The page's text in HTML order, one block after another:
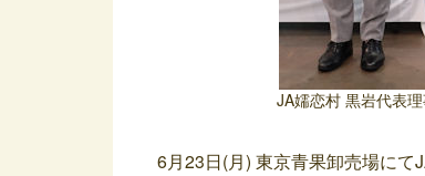
JA嬬恋村 黒岩代表
6月23日(月) 東京青果卸売場にて